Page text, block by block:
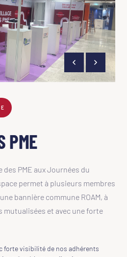
PME
des PME aux Journées du
permet à plusieurs membres
bannière commune ROAM, à
et avec une forte
forte visibilité de nos adhérents